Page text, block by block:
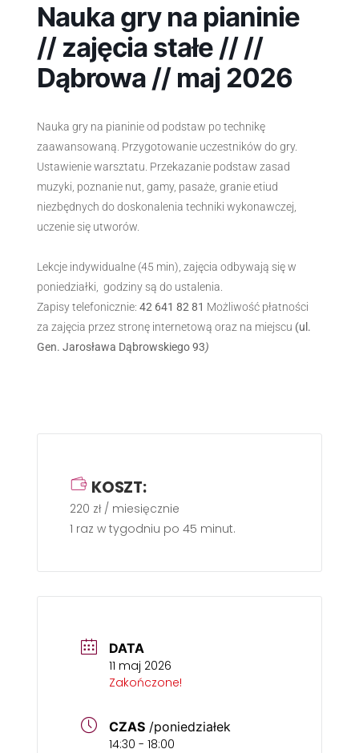
Nauka gry na pianinie
// zajęcia stałe // //
Dąbrowa // maj 2026
Nauka gry na pianinie od podstaw po technikę
zaawansowaną. Przygotowanie uczestników do gry.
Ustawienie warsztatu. Przekazanie podstaw zasad
muzyki, poznanie nut, gamy, pasaże, granie etiud
niezbędnych do doskonalenia techniki wykonawczej,
uczenie się utworów.
Lekcje indywidualne (45 min), zajęcia odbywają się w
poniedziałki, godziny są do ustalenia.
Zapisy telefonicznie: 42 641 82 81 Możliwość płatności
za zajęcia przez stronę internetową oraz na miejscu (ul.
Gen. Jarosława Dąbrowskiego 93)
KOSZT:
220 zł / miesięcznie
1 raz w tygodniu po 45 minut.
DATA
11 maj 2026
Zakończone!
CZAS /poniedziałek
14:30 - 18:00